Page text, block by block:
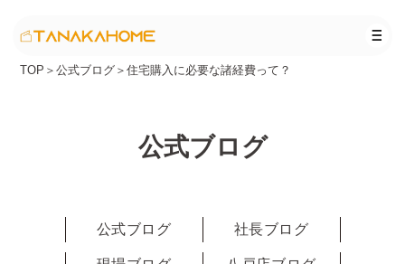
TOP ＞公式ブログ ＞住宅購入に必要な諸経費って？
公式ブログ
公式ブログ 社長ブログ